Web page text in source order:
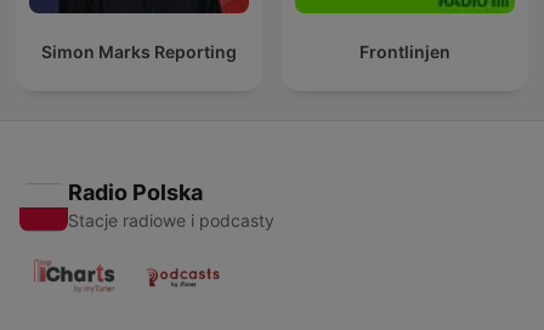
Simon Marks Reporting Frontlinjen
Radio Polska
Stacje radiowe i podcasty